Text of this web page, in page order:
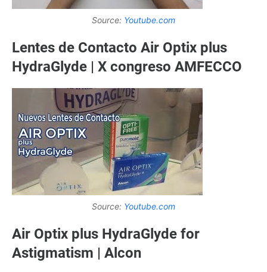
Source: Youtube.com
Lentes de Contacto Air Optix plus
HydraGlyde | X congreso AMFECCO
Source: Youtube.com
Air Optix plus HydraGlyde for
Astigmatism | Alcon